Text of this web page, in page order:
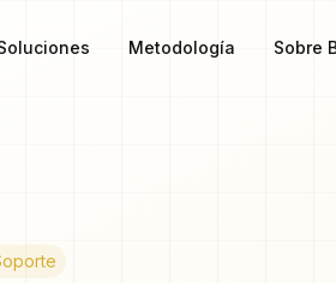
Metodología Sobre